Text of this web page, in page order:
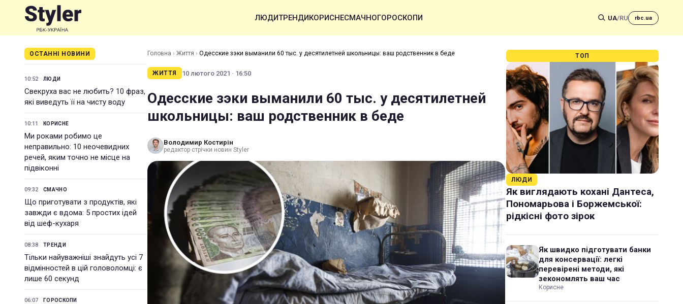
ЛЮДИТРЕНДИКОРИСНЕСМАЧНОГОРОСКОПИ UA/RU rbc.ua
ОСТАННІ НОВИНИ
10:52 ЛЮДИ
Свекруха вас не любить? 10 фраз,
які виведуть її на чисту воду
10:11 КОРИСНЕ
Ми роками робимо це
неправильно: 10 неочевидних
речей, яким точно не місце на
підвіконні
09:32 СМАЧНО
Що приготувати з продуктів, які
завжди є вдома: 5 простих ідей
від шеф-кухаря
08:38 ТРЕНДИ
Тільки найуважніші знайдуть усі 7
відмінностей в цій головоломці: є
лише 60 секунд
06:07 ГОРОСКОПИ
Головна › Життя › Одесские зэки выманили 60 тыс. у десятилетней школьницы: ваш родственник в беде
ЖИТТЯ 10 лютого 2021 · 16:50
Одесские зэки выманили 60 тыс. у десятилетней
школьницы: ваш родственник в беде
Володимир Костирін
редактор стрічки новин Styler
ТОП
ЛЮДИ
Як виглядають кохані Дантеса,
Пономарьова і Боржемської:
рідкісні фото зірок
Як швидко підготувати банки
для консервації: легкі
перевірені методи, які
зекономлять ваш час
Корисне